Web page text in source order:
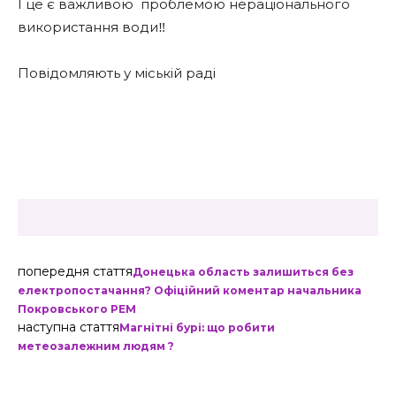
І це є важливою проблемою нераціонального
використання води‼️
Повідомляють у міській раді
попередня статтяДонецька область залишиться без
електропостачання? Офіційний коментар начальника
Покровського РЕМ
наступна статтяМагнітні бурі: що робити
метеозалежним людям ?